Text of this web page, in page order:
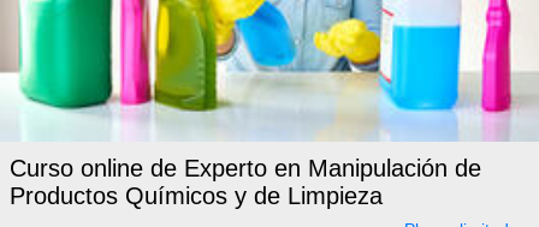
Curso online de Experto en Manipulación de
Productos Químicos y de Limpieza